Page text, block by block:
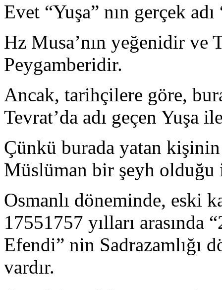
Evet “Yuşa” nın gerçek adı
Hz Musa’nın yeğenidir ve
Peygamberidir.
Ancak, tarihçilere göre,
Tevrat’da adı geçen Yuşa
Çünkü burada yatan
Müslüman bir şeyh
Osmanlı döneminde, eski
17551757 yılları arasında
Efendi” nin Sadrazamlığı
vardır.